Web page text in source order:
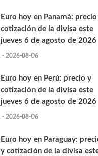
Euro hoy en Panamá:
cotización de la divisa este
jueves 6 de agosto de 2026
- 2026-08-06
Euro hoy en Perú: precio y
cotización de la divisa este
jueves 6 de agosto de 2026
- 2026-08-06
Euro hoy en Paraguay:
y cotización de la divisa